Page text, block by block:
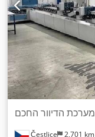
Čestlice 2,701 km